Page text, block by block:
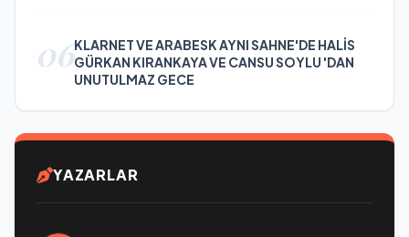
06KLARNET VE ARABESK AYNI SAHNE'DE HALİS
GÜRKAN KIRANKAYA VE CANSU SOYLU 'DAN
UNUTULMAZ GECE
YAZARLAR